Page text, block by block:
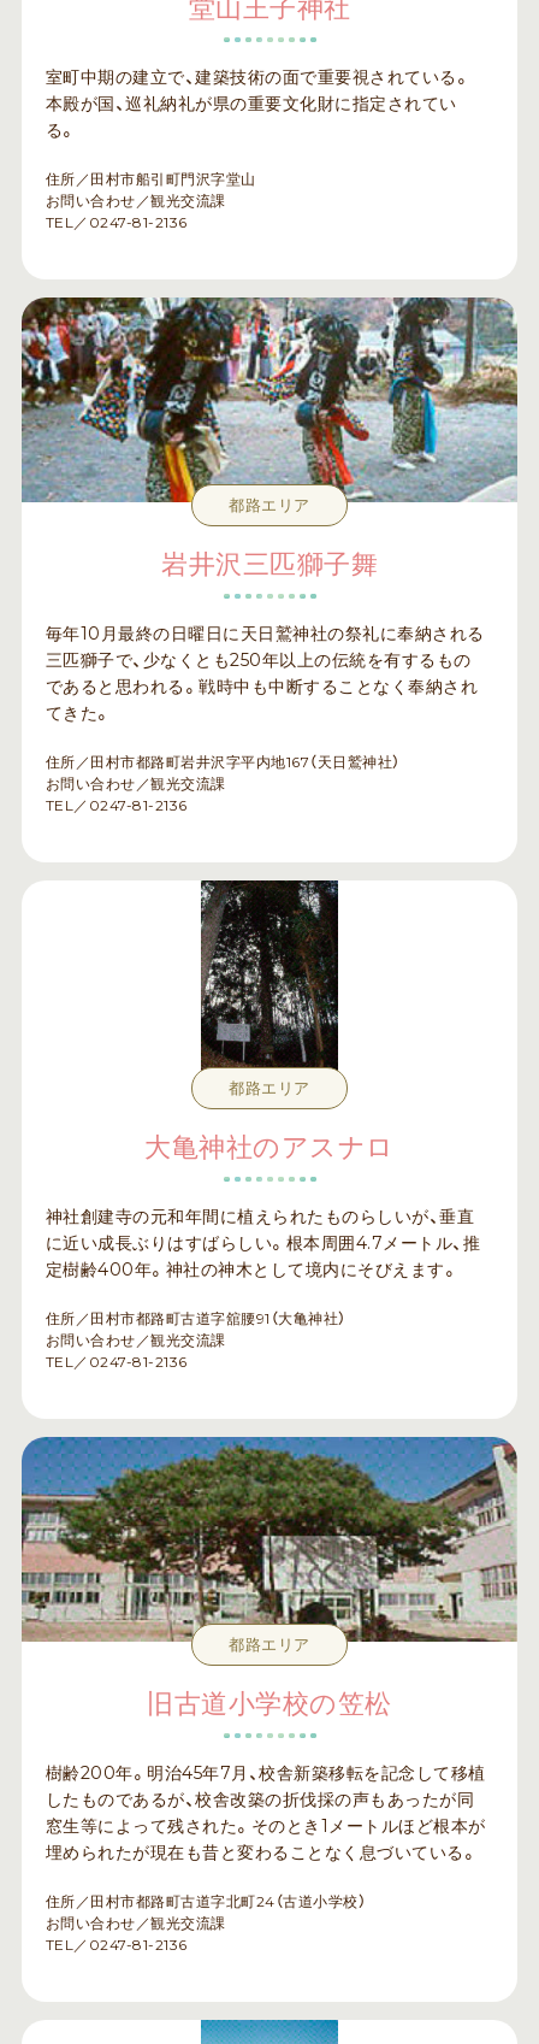
堂山王子神社
室町中期の建立で、建築技術の面で重要視されている。
本殿が国、巡礼納礼が県の重要文化財に指定されてい
る。
住所／田村市船引町門沢字堂山
お問い合わせ／観光交流課
TEL／0247-81-2136
都路エリア
岩井沢三匹獅子舞
毎年10月最終の日曜日に天日鷲神社の祭礼に奉納される
三匹獅子で、少なくとも250年以上の伝統を有するもの
であると思われる。戦時中も中断することなく奉納され
てきた。
住所／田村市都路町岩井沢字平内地167（天日鷲神社）
お問い合わせ／観光交流課
TEL／0247-81-2136
都路エリア
大亀神社のアスナロ
神社創建寺の元和年間に植えられたものらしいが、垂直
に近い成長ぶりはすばらしい。根本周囲4.7メートル、推
定樹齢400年。神社の神木として境内にそびえます。
住所／田村市都路町古道字舘腰91（大亀神社）
お問い合わせ／観光交流課
TEL／0247-81-2136
都路エリア
旧古道小学校の笠松
樹齢200年。明治45年7月、校舎新築移転を記念して移植
したものであるが、校舎改築の折伐採の声もあったが同
窓生等によって残された。そのとき1メートルほど根本が
埋められたが現在も昔と変わることなく息づいている。
住所／田村市都路町古道字北町24（古道小学校）
お問い合わせ／観光交流課
TEL／0247-81-2136